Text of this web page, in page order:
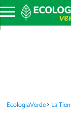
EcologíaVerde La